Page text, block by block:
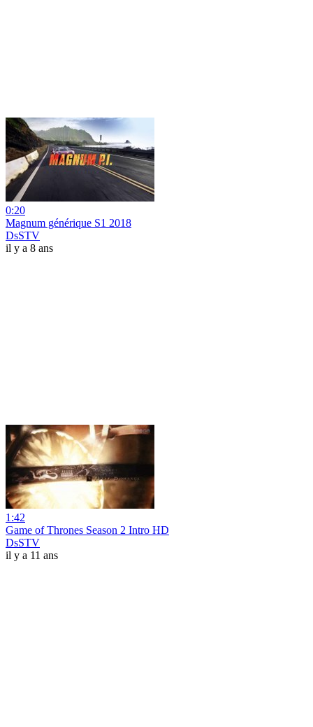
0:20
Magnum générique S1 2018
DsSTV
il y a 8 ans
1:42
Game of Thrones Season 2 Intro HD
DsSTV
il y a 11 ans